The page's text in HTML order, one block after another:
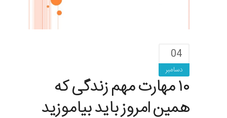
04
دسامبر
۱۰ مهارت مهم زندگی که
همین امروز باید بیاموزید